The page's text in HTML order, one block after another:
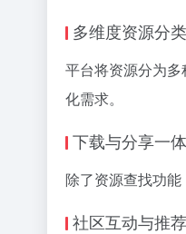
多维度资源分类
平台将资源分为
化需求。
下载与分享一
除了资源查找功
社区互动与推